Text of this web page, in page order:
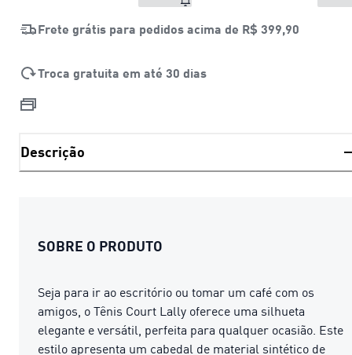
Frete grátis para pedidos acima de R$ 399,90
Troca gratuita em até 30 dias
Descrição
SOBRE O PRODUTO
Seja para ir ao escritório ou tomar um café com os
amigos, o Tênis Court Lally oferece uma silhueta
elegante e versátil, perfeita para qualquer ocasião. Este
estilo apresenta um cabedal de material sintético de